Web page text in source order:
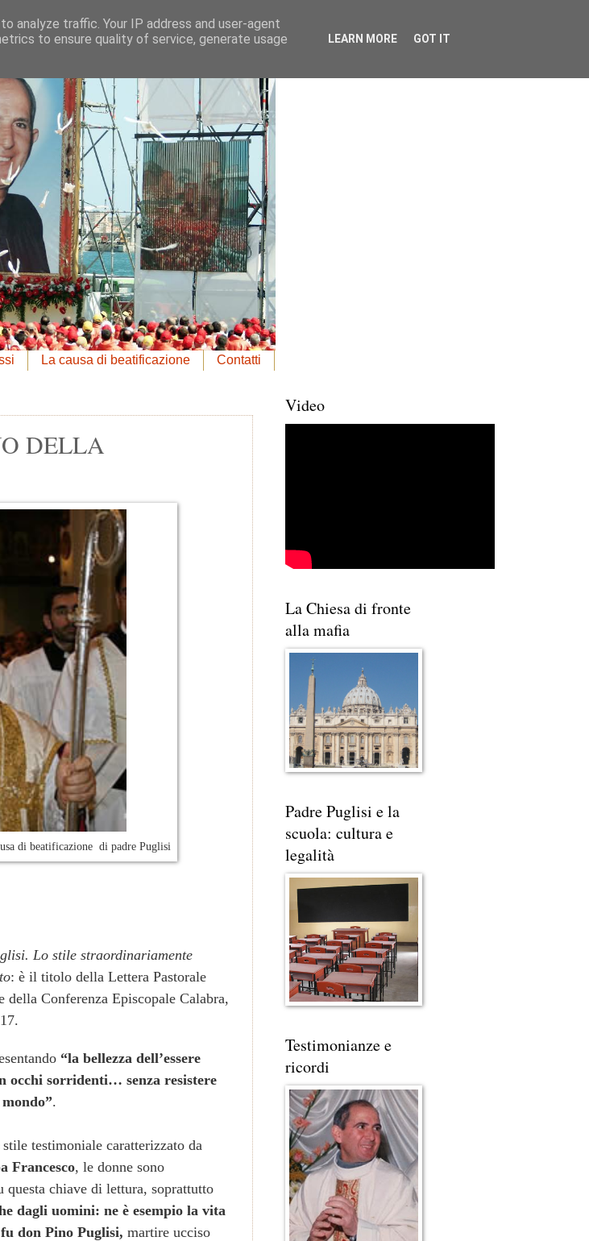
La causa di beatificazione Contatti
DELLA
di beatificazione di padre Puglisi
Lo stile straordinariamente
: è il titolo della Lettera Pastorale
della Conferenza Episcopale Calabra,
“la bellezza dell’essere
occhi sorridenti… senza resistere
.
testimoniale caratterizzato da
Francesco, le donne sono
chiave di lettura, soprattutto
dagli uomini: ne è esempio la vita
don Pino Puglisi, martire ucciso
Video
La Chiesa di fronte
alla mafia
Padre Puglisi e la
scuola: cultura e
legalità
Testimonianze e
ricordi
analyze traffic. Your IP address and user-agent
to ensure quality of service, generate usage
LEARN MORE GOT IT